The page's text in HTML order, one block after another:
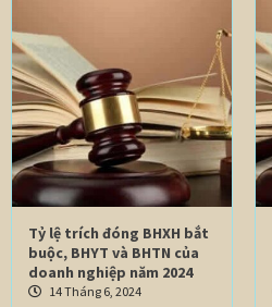
Tỷ lệ trích đóng BHXH bắt
buộc, BHYT và BHTN của
doanh nghiệp năm 2024
14 Tháng 6, 2024